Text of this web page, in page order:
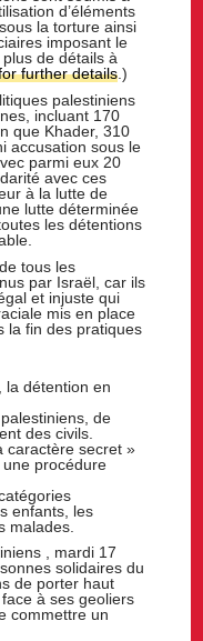
d’éléments
la torture ainsi
imposant le
de détails à
further details .)
palestiniens
incluant 170
que Khader, 310
accusation sous le
parmi eux 20
avec ces
à la lutte de
lutte déterminée
les détentions
tous les
par Israël, car ils
et injuste qui
mis en place
la fin des pratiques
la détention en
de
des civils.
caractère secret »
procédure
enfants, les
malades.
, mardi 17
solidaires du
de porter haut
à ses geoliers
commettre un